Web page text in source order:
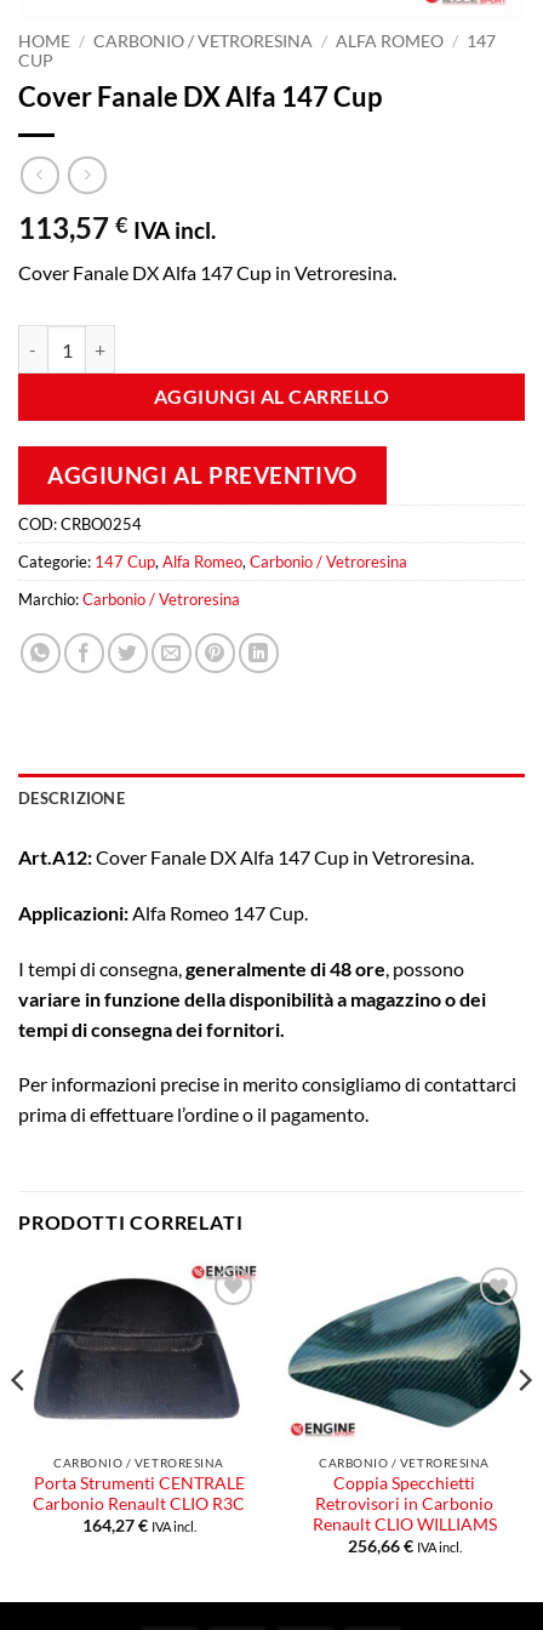
HOME / CARBONIO / VETRORESINA / ALFA ROMEO / 147
CUP
Cover Fanale DX Alfa 147 Cup
113,57 € IVA incl.
Cover Fanale DX Alfa 147 Cup in Vetroresina.
AGGIUNGI AL CARRELLO
AGGIUNGI AL PREVENTIVO
COD:CRBO0254
Categorie: 147 Cup, Alfa Romeo, Carbonio / Vetroresina
Marchio:Carbonio / Vetroresina
DESCRIZIONE
Art.A12:Cover Fanale DX Alfa 147 Cup in Vetroresina.
Applicazioni: Alfa Romeo 147 Cup.
I tempi di consegna, generalmente di 48 ore , possono
variare in funzione della disponibilità a magazzino o dei
tempi di consegna dei fornitori.
Per informazioni precise in merito consigliamo di contattarci
prima di effettuare l’ordine o il pagamento.
PRODOTTI CORRELATI
Aggiungi
alla lista
dei
desideri
CARBONIO / VETRORESINA
Porta Strumenti CENTRALE
Carbonio Renault CLIO R3C
164,27€ IVA incl.
Aggiungi
alla lista
dei
desideri
CARBONIO / VETRORESINA
Coppia Specchietti
Retrovisori in Carbonio
Renault CLIO WILLIAMS
256,66€ IVA incl.